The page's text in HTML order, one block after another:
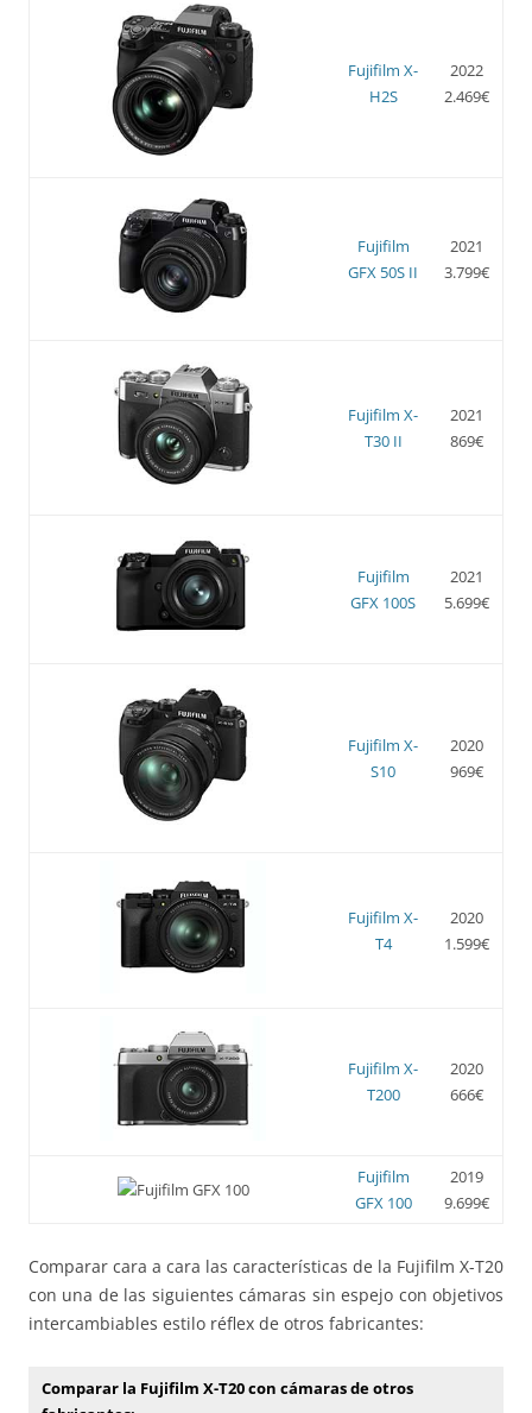
Fujifilm X-
H2S
2022
2.469€
Fujifilm
GFX 50S II
2021
3.799€
Fujifilm X-
T30 II
2021
869€
Fujifilm
GFX 100S
2021
5.699€
Fujifilm X-
S10
2020
969€
Fujifilm X-
T4
2020
1.599€
Fujifilm X-
T200
2020
666€
Fujifilm
GFX 100
2019
9.699€
Comparar cara a cara las características de la Fujifilm X-T20
con una de las siguientes cámaras sin espejo con objetivos
intercambiables estilo réflex de otros fabricantes:
Comparar la Fujifilm X-T20 con cámaras de otros